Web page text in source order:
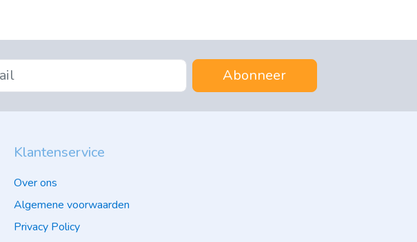
Abonneer
Klantenservice
Over ons
Algemene voorwaarden
Privacy Policy